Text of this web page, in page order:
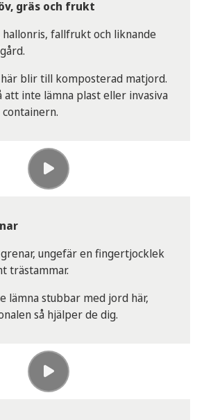
i avsedd matavfallspåse i det
eller i en egen, försluten
mer om kompostering.
gräs och frukt
hallonris, fallfrukt och liknande
blir till komposterad matjord.
att inte lämna plast eller invasiva
ungefär en fingertjocklek
trästammar.
lämna stubbar med jord här,
så hjälper de dig.